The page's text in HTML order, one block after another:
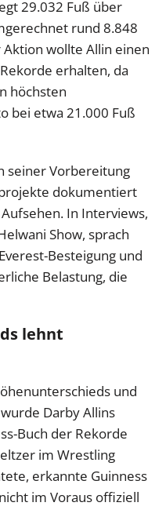
29.032 Fuß über
rund 8.848
wollte Allin einen
erhalten, da
höchsten
bei etwa 21.000 Fuß
seiner Vorbereitung
dokumentiert
In Interviews,
Show, sprach
Besteigung und
Belastung, die
lehnt
und
Darby Allins
Buch der Rekorde
im Wrestling
erkannte Guinness
im Voraus offiziell